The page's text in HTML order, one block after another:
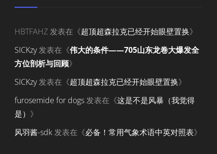
HBTFAHZ发表在《超顶超森拉克已经开始眼壁置换》
SICKzy发表在《伟大的条件——705山东龙卷大爆发全
方位剖析与回顾》
SICKzy发表在《超顶超森拉克已经开始眼壁置换》
furosemide for dogs发表在《这是不是风暴（我觉得
是） 》
风羽酱-sdk发表在《必备！常用气象术语中英对照表》